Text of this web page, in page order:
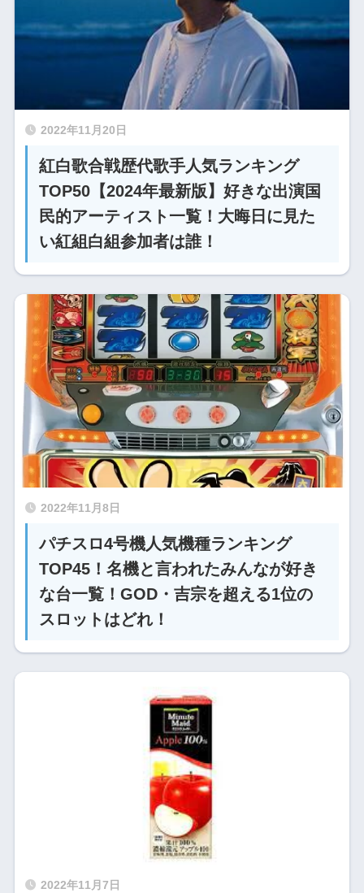
2022年11月20日
紅白歌合戦歴代歌手人気ランキング
TOP50【2024年最新版】好きな出演国
民的アーティスト一覧！大晦日に見た
い紅組白組参加者は誰！
2022年11月8日
パチスロ4号機人気機種ランキング
TOP45！名機と言われたみんなが好き
な台一覧！GOD・吉宗を超える1位の
スロットはどれ！
2022年11月7日